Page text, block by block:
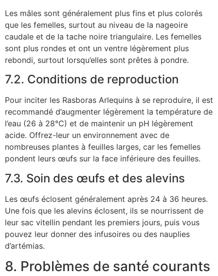
Les mâles sont généralement plus fins et plus colorés
que les femelles, surtout au niveau de la nageoire
caudale et de la tache noire triangulaire. Les femelles
sont plus rondes et ont un ventre légèrement plus
rebondi, surtout lorsqu’elles sont prêtes à pondre.
7.2. Conditions de reproduction
Pour inciter les Rasboras Arlequins à se reproduire, il est
recommandé d’augmenter légèrement la température de
l’eau (26 à 28°C) et de maintenir un pH légèrement
acide. Offrez-leur un environnement avec de
nombreuses plantes à feuilles larges, car les femelles
pondent leurs œufs sur la face inférieure des feuilles.
7.3. Soin des œufs et des alevins
Les œufs éclosent généralement après 24 à 36 heures.
Une fois que les alevins éclosent, ils se nourrissent de
leur sac vitellin pendant les premiers jours, puis vous
pouvez leur donner des infusoires ou des nauplies
d’artémias.
8. Problèmes de santé courants